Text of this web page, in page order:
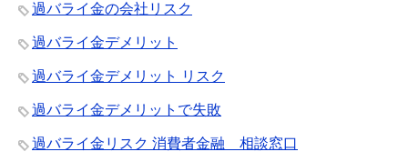
過バライ金の会社リスク
過バライ金デメリット
過バライ金デメリット リスク
過バライ金デメリットで失敗
過バライ金リスク 消費者金融 相談窓口